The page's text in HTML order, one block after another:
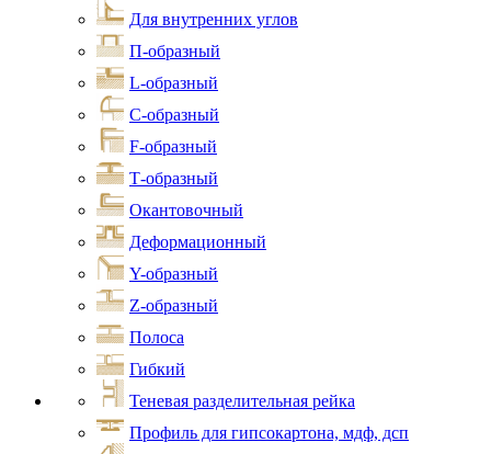
Для внутренних углов
П-образный
L-образный
С-образный
F-образный
Т-образный
Окантовочный
Деформационный
Y-образный
Z-образный
Полоса
Гибкий
Теневая разделительная рейка
Профиль для гипсокартона, мдф, дсп